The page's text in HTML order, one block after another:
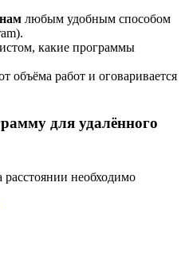
любым удобным способом
какие программы
объёма работ и оговаривается
для удалённого
необходимо